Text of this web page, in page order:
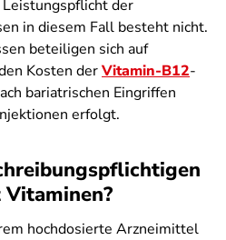
der
in diesem Fall besteht nicht.
beteiligen sich auf
Kosten derVitamin-B12-
bariatrischen Eingriffen
erfolgt.
hochdosierte Arzneimittel